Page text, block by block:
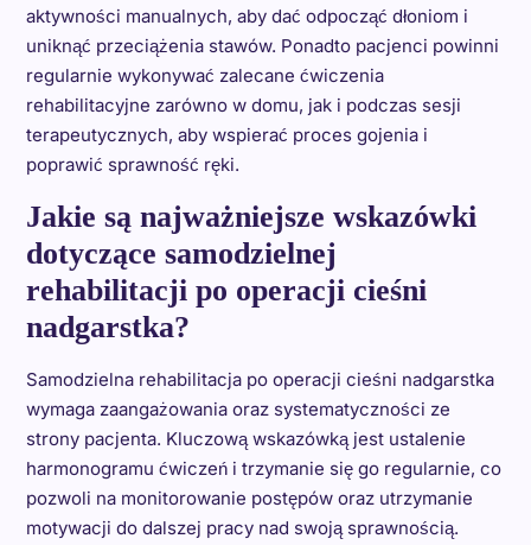
aktywności manualnych, aby dać odpocząć dłoniom i
uniknąć przeciążenia stawów. Ponadto pacjenci powinni
regularnie wykonywać zalecane ćwiczenia
rehabilitacyjne zarówno w domu, jak i podczas sesji
terapeutycznych, aby wspierać proces gojenia i
poprawić sprawność ręki.
Jakie są najważniejsze wskazówki
dotyczące samodzielnej
rehabilitacji po operacji cieśni
nadgarstka?
Samodzielna rehabilitacja po operacji cieśni nadgarstka
wymaga zaangażowania oraz systematyczności ze
strony pacjenta. Kluczową wskazówką jest ustalenie
harmonogramu ćwiczeń i trzymanie się go regularnie, co
pozwoli na monitorowanie postępów oraz utrzymanie
motywacji do dalszej pracy nad swoją sprawnością.